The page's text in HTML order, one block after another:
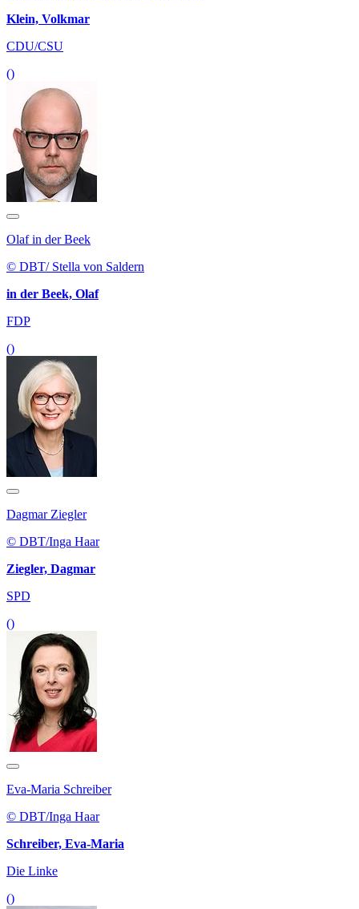
Klein, Volkmar
CDU/CSU
()
Olaf in der Beek
© DBT/ Stella von Saldern
in der Beek, Olaf
FDP
()
Dagmar Ziegler
© DBT/Inga Haar
Ziegler, Dagmar
SPD
()
Eva-Maria Schreiber
© DBT/Inga Haar
Schreiber, Eva-Maria
Die Linke
()